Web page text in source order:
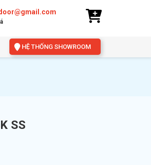
HỆ THỐNG SHOWROOM
SS